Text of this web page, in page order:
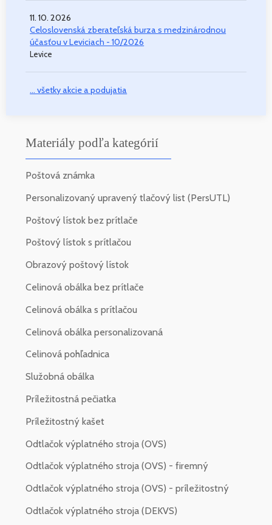
11. 10. 2026
Celoslovenská zberateľská burza s medzinárodnou
účasťou v Leviciach - 10/2026
Levice
... všetky akcie a podujatia
Materiály podľa kategórií
Poštová známka
Personalizovaný upravený tlačový list (PersUTL)
Poštový lístok bez prítlače
Poštový lístok s prítlačou
Obrazový poštový lístok
Celinová obálka bez prítlače
Celinová obálka s prítlačou
Celinová obálka personalizovaná
Celinová pohľadnica
Služobná obálka
Príležitostná pečiatka
Príležitostný kašet
Odtlačok výplatného stroja (OVS)
Odtlačok výplatného stroja (OVS) - firemný
Odtlačok výplatného stroja (OVS) - príležitostný
Odtlačok výplatného stroja (DEKVS)